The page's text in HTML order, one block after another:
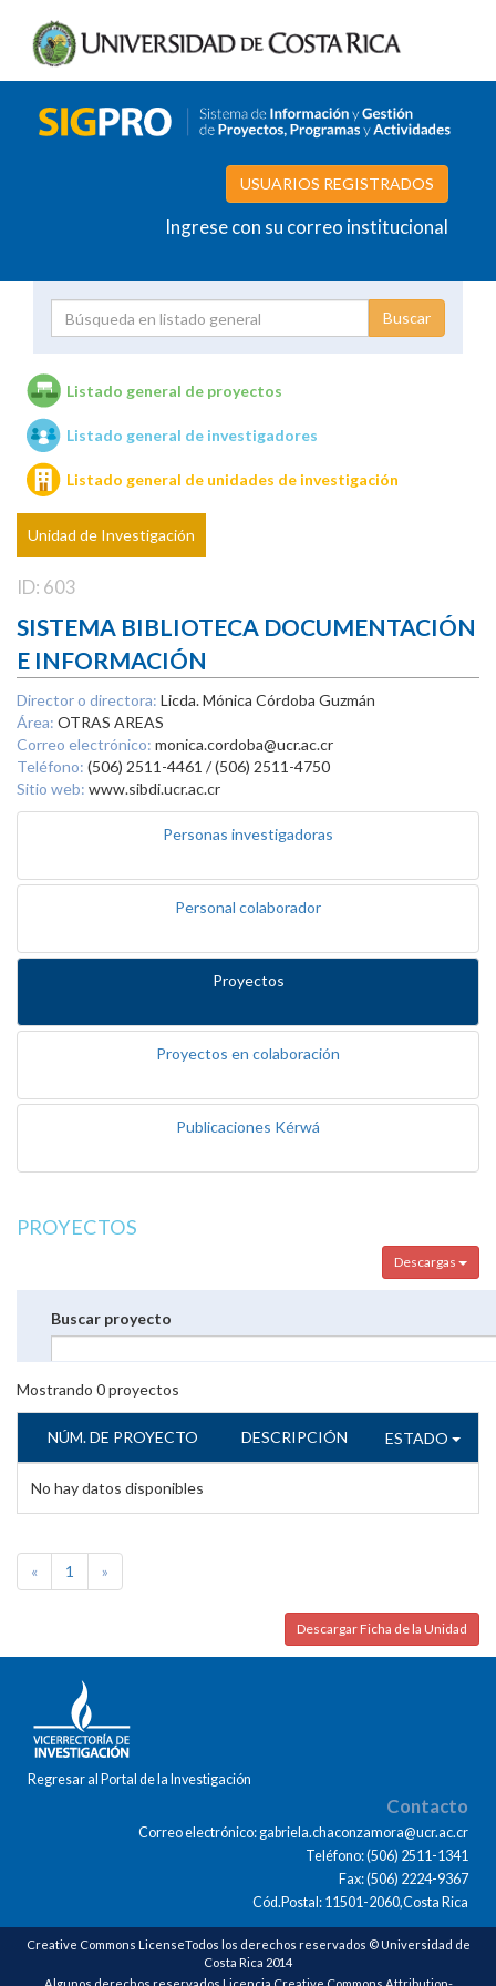
USUARIOS REGISTRADOS
Ingrese con su correo institucional
Unidades de investigación
Listado general de proyectos
Listado general de investigadores
Listado general de unidades de investigación
Unidad de Investigación
ID: 603
SISTEMA BIBLIOTECA DOCUMENTACIÓN
E INFORMACIÓN
Director o directora: Licda. Mónica Córdoba Guzmán
Área: OTRAS AREAS
Correo electrónico: monica.cordoba@ucr.ac.cr
Teléfono: (506) 2511-4461 / (506) 2511-4750
Sitio web: www.sibdi.ucr.ac.cr
Personas investigadoras
Personal colaborador
Proyectos
Proyectos en colaboración
Publicaciones Kérwá
PROYECTOS
Descargas
Buscar proyecto
Mostrando 0proyectos
NÚM. DE PROYECTO DESCRIPCIÓN ESTADO
No hay datos disponibles
« 1 »
Descargar Ficha de la Unidad
Regresar al Portal de la Investigación
Contacto
Correo electrónico: gabriela.chaconzamora@ucr.ac.cr
Teléfono: (506) 2511-1341
Fax: (506) 2224-9367
Cód.Postal: 11501-2060,Costa Rica
Creative Commons LicenseTodos los derechos reservados © Universidad de
Costa Rica 2014